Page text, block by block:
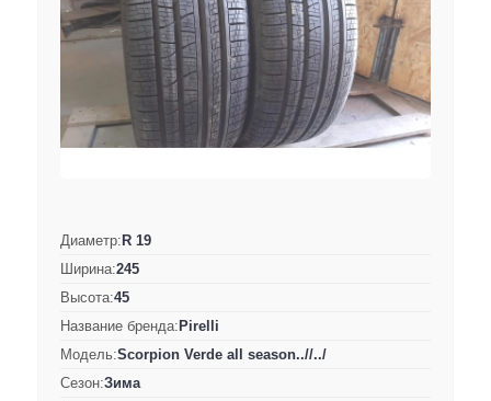
Диаметр:R 19
Ширина:245
Высота:45
Название бренда:Pirelli
Модель:Scorpion Verde all season..//../
Сезон:Зима